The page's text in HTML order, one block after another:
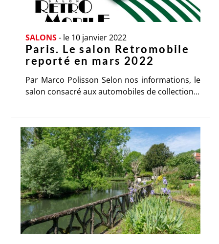
SALONS- le 10 janvier 2022
Paris. Le salon Retromobile
reporté en mars 2022
Par Marco Polisson Selon nos informations, le
salon consacré aux automobiles de collection...